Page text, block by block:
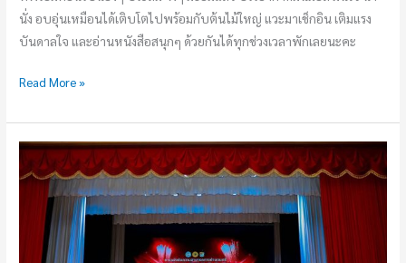
นั่ง อบอุ่นเหมือนได้เติบโตไปพร้อมกับต้นไม้ใหญ่ แวะมาเช็กอิน เติมแรง
บันดาลใจ และอ่านหนังสือสนุกๆ ด้วยกันได้ทุกช่วงเวลาพักเลยนะคะ
Read More »
SF
MUSIC
TALENT
2569